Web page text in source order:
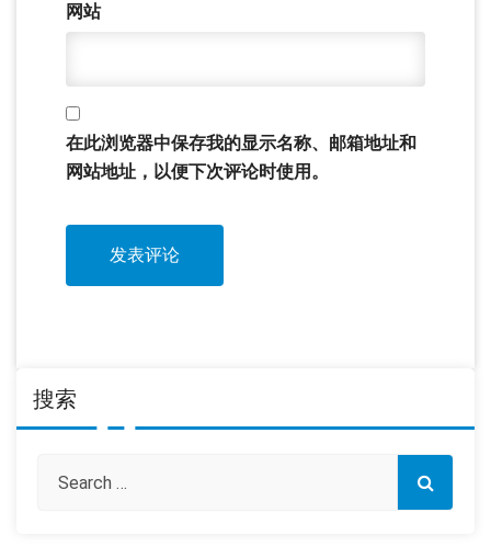
网站
在此浏览器中保存我的显示名称、邮箱地址和
网站地址，以便下次评论时使用。
搜索